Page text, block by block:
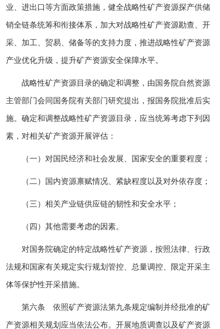
业、进出口等方面政策措施，健全战略性矿产资源探产供储
销全链条统筹和衔接体系，加大对战略性矿产资源勘查、开
采、加工、贸易、储备等的支持力度，推进战略性矿产资源
产业优化升级，提升矿产资源安全保障水平。
战略性矿产资源目录的确定和调整，由国务院自然资源
主管部门会同国务院有关部门研究提出，报国务院批准后实
施。确定和调整战略性矿产资源目录，应当统筹考虑下列因
素，对相关矿产资源开展评估：
（一）对国民经济和社会发展、国家安全的重要程度；
（二）国内资源禀赋情况、紧缺程度以及对外依存度；
（三）相关产业链供应链的韧性和安全水平；
（四）其他需要考虑的因素。
对国务院确定的特定战略性矿产资源，按照法律、行政
法规和国家有关规定实行规划管控、总量调控、限定开采主
体等保护性开采措施。
第六条 依照矿产资源法第九条规定编制并经批准的矿
产资源相关规划应当依法公布。开展地质调查以及矿产资源